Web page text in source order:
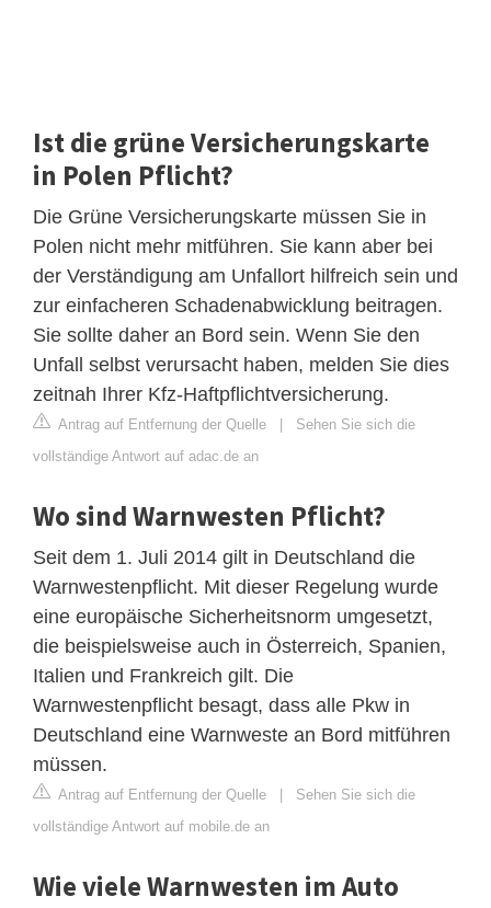
Ist die grüne Versicherungskarte
in Polen Pflicht?
Die Grüne Versicherungskarte müssen Sie in
Polen nicht mehr mitführen. Sie kann aber bei
der Verständigung am Unfallort hilfreich sein und
zur einfacheren Schadenabwicklung beitragen.
Sie sollte daher an Bord sein. Wenn Sie den
Unfall selbst verursacht haben, melden Sie dies
zeitnah Ihrer Kfz-Haftpflichtversicherung.
Antrag auf Entfernung der Quelle | Sehen Sie sich die
vollständige Antwort auf adac.de an
Wo sind Warnwesten Pflicht?
Seit dem 1. Juli 2014 gilt in Deutschland die
Warnwestenpflicht. Mit dieser Regelung wurde
eine europäische Sicherheitsnorm umgesetzt,
die beispielsweise auch in Österreich, Spanien,
Italien und Frankreich gilt. Die
Warnwestenpflicht besagt, dass alle Pkw in
Deutschland eine Warnweste an Bord mitführen
müssen.
Antrag auf Entfernung der Quelle | Sehen Sie sich die
vollständige Antwort auf mobile.de an
Wie viele Warnwesten im Auto